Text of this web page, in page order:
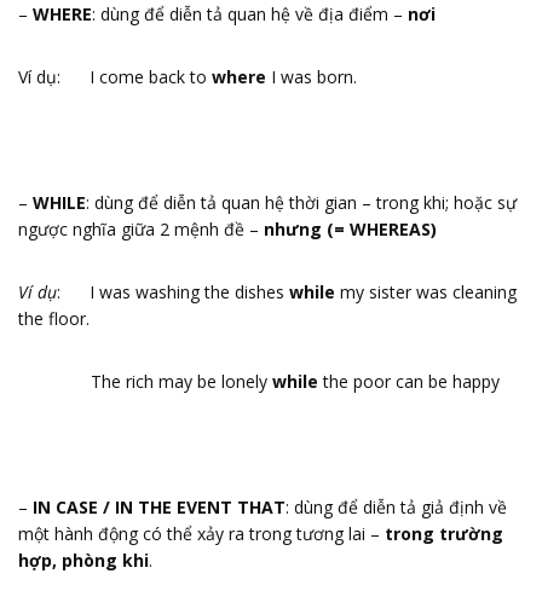
– WHERE: dùng để diễn tả quan hệ về địa điểm – nơi
Ví dụ: I come back to where I was born.
– WHILE: dùng để diễn tả quan hệ thời gian – trong khi; hoặc sự
ngược nghĩa giữa 2 mệnh đề – nhưng (= WHEREAS)
Ví dụ: I was washing the dishes while my sister was cleaning
the floor.
The rich may be lonely while the poor can be happy
– IN CASE / IN THE EVENT THAT: dùng để diễn tả giả định về
một hành động có thể xảy ra trong tương lai – trong trường
hợp, phòng khi.